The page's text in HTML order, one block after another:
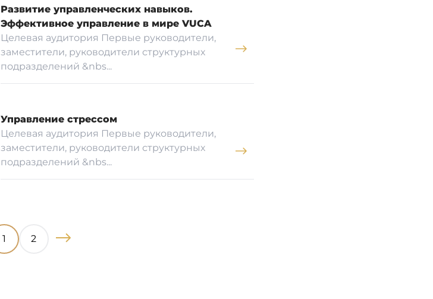
Развитие управленческих навыков.
Эффективное управление в мире VUCA
Целевая аудитория Первые руководители,
заместители, руководители структурных
подразделений &nbs...
Управление стрессом
Целевая аудитория Первые руководители,
заместители, руководители структурных
подразделений &nbs...
1 2